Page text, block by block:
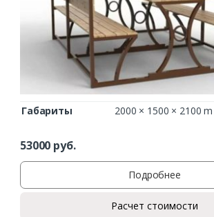
Габариты 2000 × 1500 × 2100 m
53000 руб.
Подробнее
Расчет стоимости